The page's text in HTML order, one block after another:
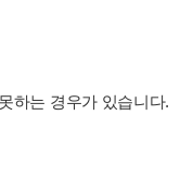
하는 경우가 있습니다.